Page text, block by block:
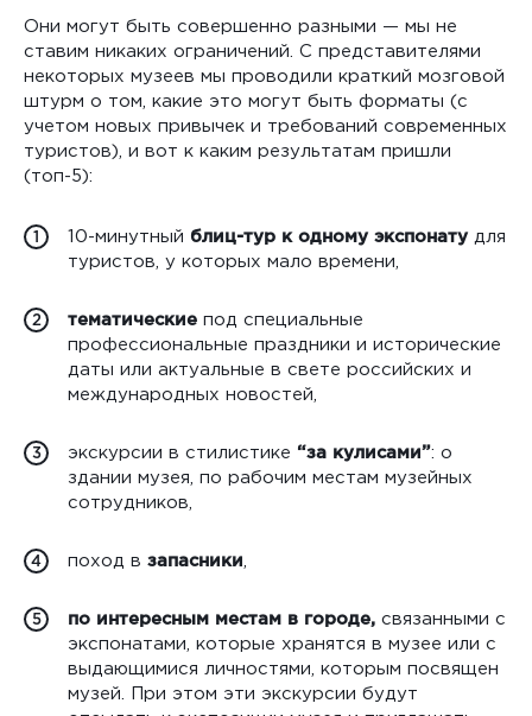
Они могут быть совершенно разными — мы не
ставим никаких ограничений. С представителями
некоторых музеев мы проводили краткий мозговой
штурм о том, какие это могут быть форматы (с
учетом новых привычек и требований современных
туристов), и вот к каким результатам пришли
(топ-5):
10-минутный ​блиц-тур к одному экспонату​ для
туристов, у которых мало времени,
2 тематические​ под специальные
профессиональные праздники и исторические
даты или актуальные в свете российских и
международных новостей,
3 экскурсии в стилистике​ “за кулисами”​: о
здании музея, по рабочим местам музейных
сотрудников,
4 поход в ​запасники​
5 по интересным местам в городе​, связанными с
экспонатами, которые хранятся в музее или с
выдающимися личностями, которым посвящен
музей. При этом эти экскурсии будут